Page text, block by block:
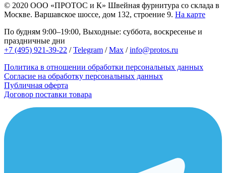
© 2020 ООО «ПРОТОС и К» Швейная фурнитура со склада в
Москве. Варшавское шоссе, дом 132, строение 9. На карте
По будням 9:00–19:00, Выходные: суббота, воскресенье и
праздничные дни
+7 (495) 921-39-22 /Telegram /Max /info@protos.ru
Политика в отношении обработки персональных данных
Согласие на обработку персональных данных
Публичная оферта
Договор поставки товара